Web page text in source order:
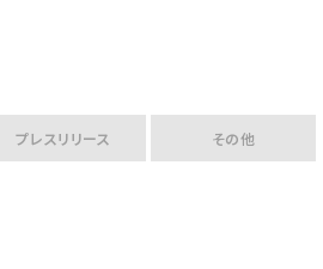
プレスリリース その他